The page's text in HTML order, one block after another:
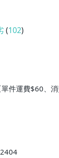
(102)
件運費$60、